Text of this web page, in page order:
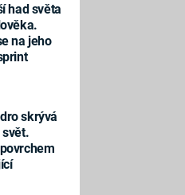
had světa
na jeho
skrývá
svět.